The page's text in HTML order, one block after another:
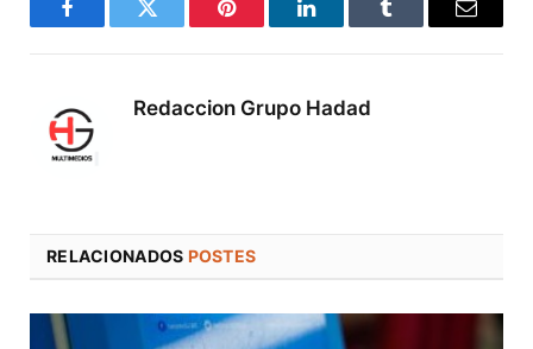
FacebookTwitter Pinterest LinkedInTumblr
Correo
Redaccion Grupo Hadad
RELACIONADOS POSTES